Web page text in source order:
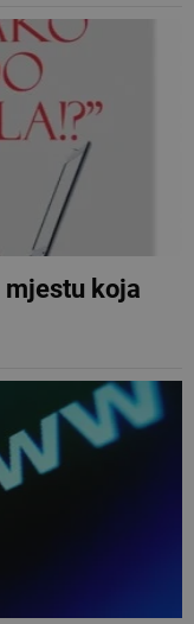
mjestu koja